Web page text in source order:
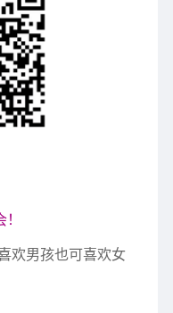
欢男孩也可喜欢女